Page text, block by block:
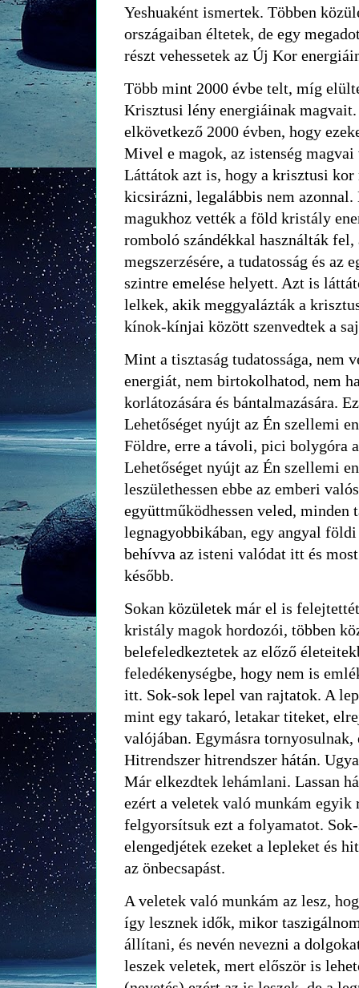
Yeshuaként ismertek. Többen
országaiban éltetek, de egy
részt vehessetek az Új Kor
Több mint 2000 évbe telt, míg
Krisztusi lény energiáinak
elkövetkező 2000 évben, hogy
Mivel e magok, az istenség
Láttátok azt is, hogy a krisztusi kor
kicsirázni, legalábbis nem
magukhoz vették a föld kristály
romboló szándékkal használták
megszerzésére, a tudatosság és az
szintre emelése helyett. Azt is
lelkek, akik meggyalázták a
kínok-kínjai között szenvedtek a
Mint a tisztaság tudatossága, nem
energiát, nem birtokolhatod, nem
korlátozására és bántalmazására.
Lehetőséget nyújt az Én szellemi
Földre, erre a távoli, pici bolygóra
Lehetőséget nyújt az Én szellemi
leszülethessen ebbe az emberi
együttműködhessen veled, minden
legnagyobbikában, egy angyal
behívva az isteni valódat itt és
később.
Sokan közületek már el is
kristály magok hordozói, többen
belefeledkeztetek az előző
feledékenységbe, hogy nem is
itt. Sok-sok lepel van rajtatok. A
mint egy takaró, letakar titeket,
valójában. Egymásra
Hitrendszer hitrendszer hátán.
Már elkezdtek lehámlani. Lassan
ezért a veletek való munkám egyik
felgyorsítsuk ezt a folyamatot.
elengedjétek ezeket a lepleket és
az önbecsapást.
A veletek való munkám az lesz,
így lesznek idők, mikor
állítani, és nevén nevezni a
leszek veletek, mert először is